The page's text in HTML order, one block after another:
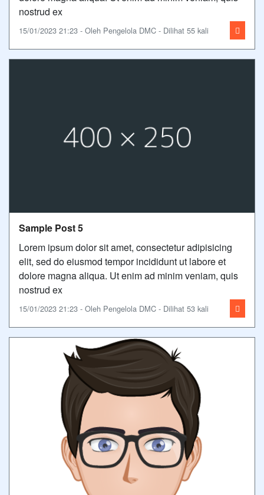
nostrud ex
15/01/2023 21:23 - Oleh Pengelola DMC - Dilihat 55 kali
Sample Post 5
Lorem ipsum dolor sit amet, consectetur adipisicing
elit, sed do eiusmod tempor incididunt ut labore et
dolore magna aliqua. Ut enim ad minim veniam, quis
nostrud ex
15/01/2023 21:23 - Oleh Pengelola DMC - Dilihat 53 kali